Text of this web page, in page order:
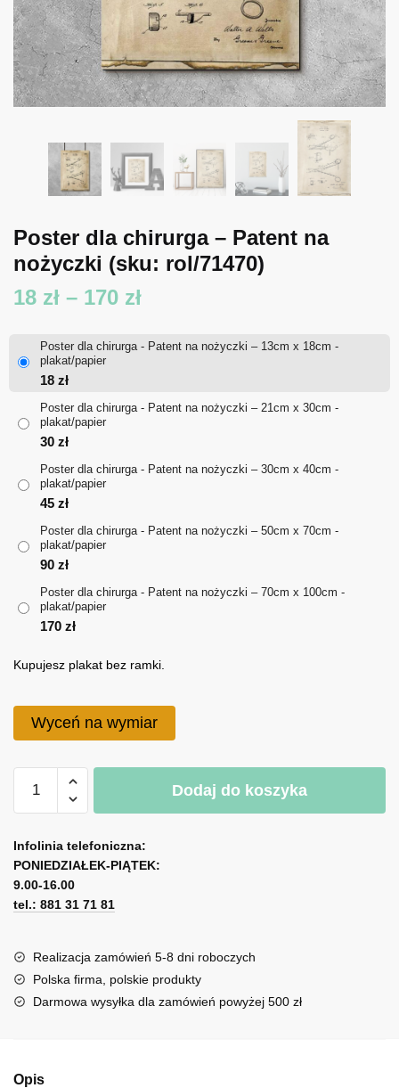
Poster dla chirurga – Patent na
nożyczki (sku: rol/71470)
18 zł – 170 złZakres
18 zł
170 zł
Poster dla chirurga - Patent na nożyczki – 13cm x 18cm -
plakat/papier
18 zł
Poster dla chirurga - Patent na nożyczki – 21cm x 30cm -
plakat/papier
30 zł
Poster dla chirurga - Patent na nożyczki – 30cm x 40cm -
plakat/papier
45 zł
Poster dla chirurga - Patent na nożyczki – 50cm x 70cm -
plakat/papier
90 zł
Poster dla chirurga - Patent na nożyczki – 70cm x 100cm -
plakat/papier
170 zł
Kupujesz plakat bez ramki.
Wyceń na wymiar
Poster
chirurga
-
Patent
na
Dodaj do koszyka
l
t
e
r
a
t
i
Infolinia telefoniczna:
PONIEDZIAŁEK-PIĄTEK:
9.00-16.00
tel.: 881 31 71 81
Realizacja zamówień 5-8 dni roboczych
Polska firma, polskie produkty
Darmowa wysyłka dla zamówień powyżej 500 zł
Opis